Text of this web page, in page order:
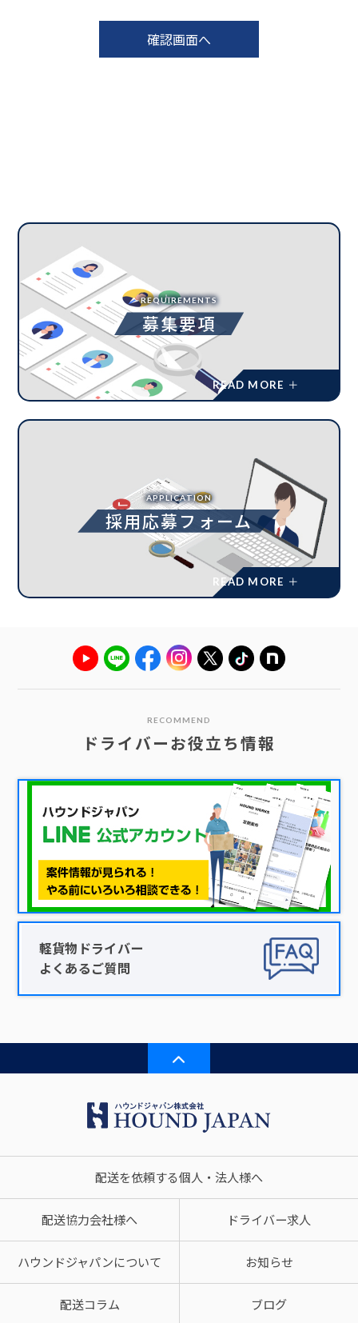
REQUIREMENTS
募集要項
APPLICATION
採用応募フォーム
RECOMMEND
ドライバーお役立ち情報
軽貨物ドライバー
よくあるご質問
配送を依頼する個人・法人様へ
配送協力会社様へ ドライバー求人
ハウンドジャパンについて お知らせ
配送コラム ブログ